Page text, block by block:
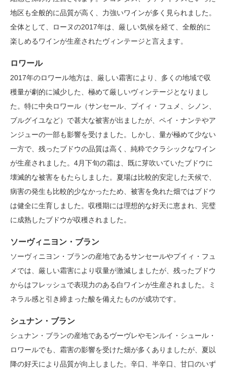
地区も全般的に品質が高く、力強いワインが多く見られました。
全体として、ローヌの2017年は、厳しい気候を経て、全般的に
楽しめるワインが生産されたヴィンテージと言えます。
ロワール
2017年のロワール地方は、厳しい霜害により、多くの地域で収
穫量が劇的に減少した、極めて厳しいヴィンテージとなりまし
た。特に中央ロワール（サンセール、プイィ・フュメ、シノン、
ブルグイユなど）で甚大な被害が出ましたが、ペイ・ナンテやア
ンジューの一部も影響を受けました。しかし、量が極めて少ない
一方で、残ったブドウの品質は高く、純粋でクラシックなワイン
が生産されました。4月下旬の霜は、既に芽吹いていたブドウに
壊滅的な被害をもたらしました。夏場は比較的安定した天候で、
病害の発生も比較的少なかったため、被害を免れた畑ではブドウ
は健全に生育しました。収穫期には理想的な好天に恵まれ、完璧
に成熟したブドウが収穫されました。
ソーヴィニヨン・ブラン
ソーヴィニヨン・ブランの産地であるサンセールやプイィ・フュ
メでは、厳しい霜害により収量が激減しましたが、残ったブドウ
からはフレッシュで表現力のある白ワインが生産されました。ミ
ネラル感と引き締まった酸を備えたものが成功です。
シュナン・ブラン
シュナン・ブランの産地であるヴーヴレやモンルイ・シュール・
ロワールでも、霜害の影響を受けた畑が多くありましたが、夏以
降の好天により品質が向上しました。辛口、半辛口、甘口のいず